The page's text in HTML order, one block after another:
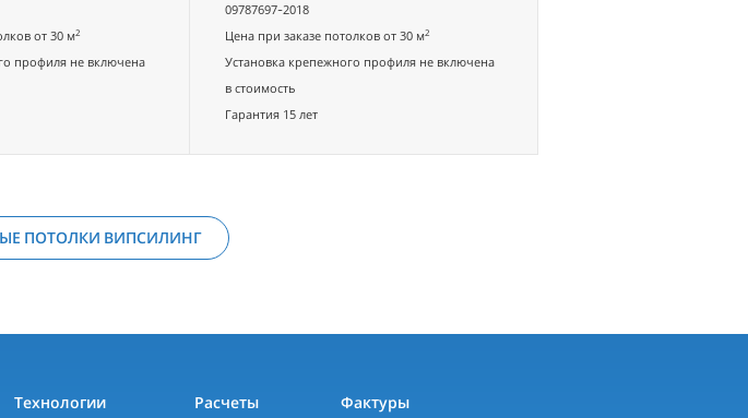
от 30 м2
профиля не включена
09787697-2018
Цена при заказе потолков от 30 м2
Установка крепежного профиля не включена
в стоимость
Гарантия 15 лет
ПОТОЛКИ ВИПСИЛИНГ
Технологии Расчеты Фактуры